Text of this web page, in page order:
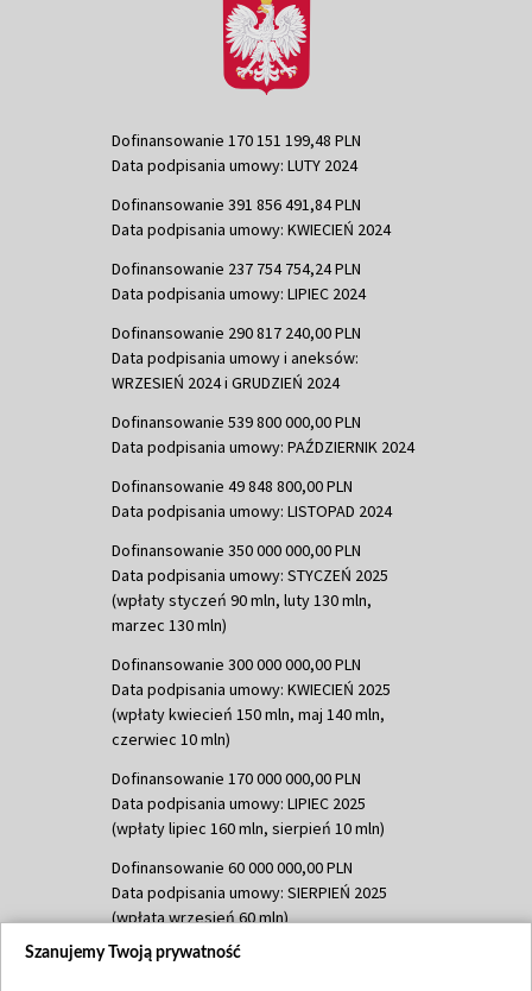
Dofinansowanie 170 151 199,48 PLN
Data podpisania umowy: LUTY 2024
Dofinansowanie 391 856 491,84 PLN
Data podpisania umowy: KWIECIEŃ 2024
Dofinansowanie 237 754 754,24 PLN
Data podpisania umowy: LIPIEC 2024
Dofinansowanie 290 817 240,00 PLN
Data podpisania umowy i aneksów:
WRZESIEŃ 2024 i GRUDZIEŃ 2024
Dofinansowanie 539 800 000,00 PLN
Data podpisania umowy: PAŹDZIERNIK 2024
Dofinansowanie 49 848 800,00 PLN
Data podpisania umowy: LISTOPAD 2024
Dofinansowanie 350 000 000,00 PLN
Data podpisania umowy: STYCZEŃ 2025
(wpłaty styczeń 90 mln, luty 130 mln,
marzec 130 mln)
Dofinansowanie 300 000 000,00 PLN
Data podpisania umowy: KWIECIEŃ 2025
(wpłaty kwiecień 150 mln, maj 140 mln,
czerwiec 10 mln)
Dofinansowanie 170 000 000,00 PLN
Data podpisania umowy: LIPIEC 2025
(wpłaty lipiec 160 mln, sierpień 10 mln)
Dofinansowanie 60 000 000,00 PLN
Data podpisania umowy: SIERPIEŃ 2025
(wpłata wrzesień 60 mln)
Dofinansowanie 635 783 051,21 PLN
Szanujemy Twoją prywatność